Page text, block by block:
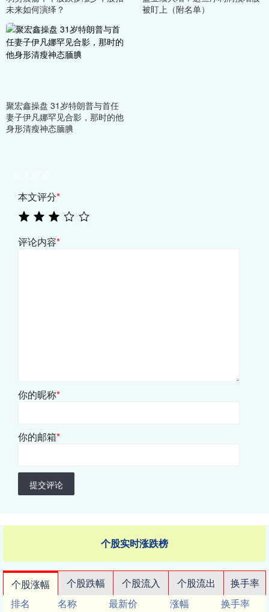
未来如何演绎？
被盯上（附名单）
聚宏鑫操盘 31岁特朗普与首任
妻子伊凡娜罕见合影，那时的他
身形清瘦神态腼腆
本文评分*
评论内容*
你的昵称*
你的邮箱*
提交评论
个股实时涨跌榜
个股涨幅 个股跌幅 个股流入 个股流出
换手率
排名
名称 最新价 涨幅
换手率